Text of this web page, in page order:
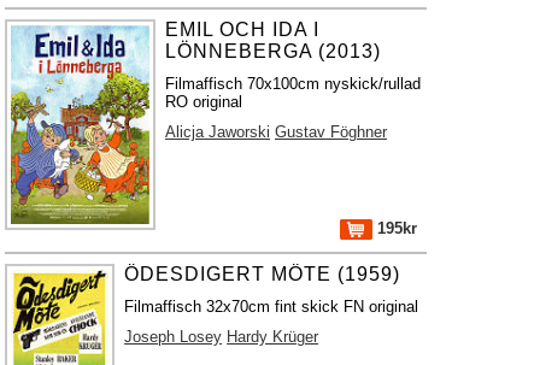
EMIL OCH IDA I
LÖNNEBERGA (2013)
Filmaffisch 70x100cm nyskick/rullad
RO original
Alicja Jaworski Gustav Föghner
195kr
ÖDESDIGERT MÖTE (1959)
Filmaffisch 32x70cm fint skick FN original
Joseph Losey Hardy Krüger